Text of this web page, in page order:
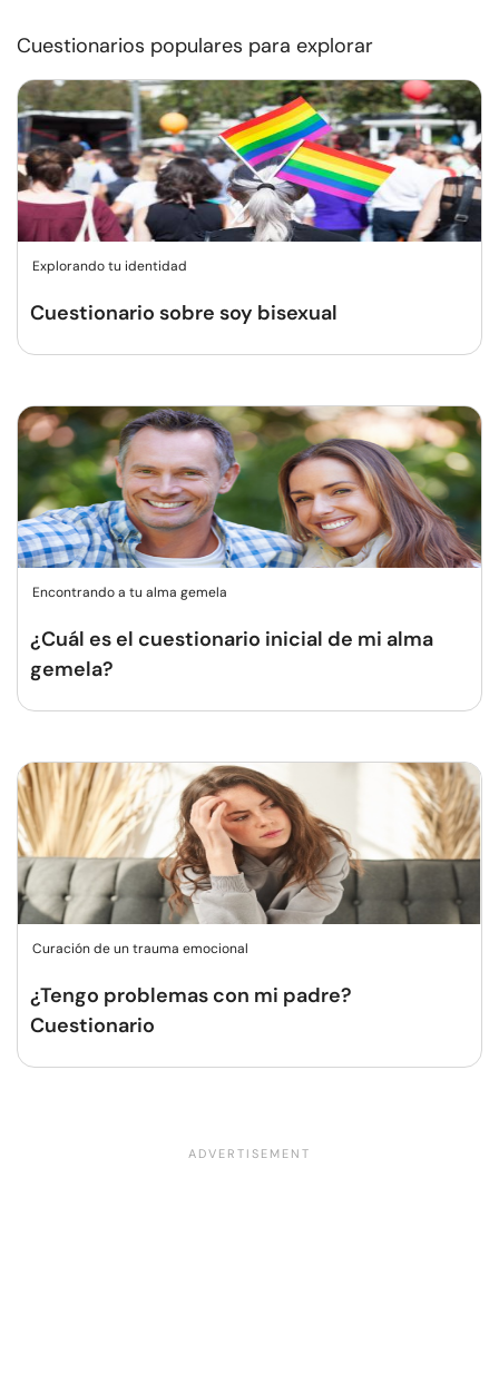
Cuestionarios populares para explorar
Explorando tu identidad
Cuestionario sobre soy bisexual
Encontrando a tu alma gemela
¿Cuál es el cuestionario inicial de mi alma
gemela?
Curación de un trauma emocional
¿Tengo problemas con mi padre?
Cuestionario